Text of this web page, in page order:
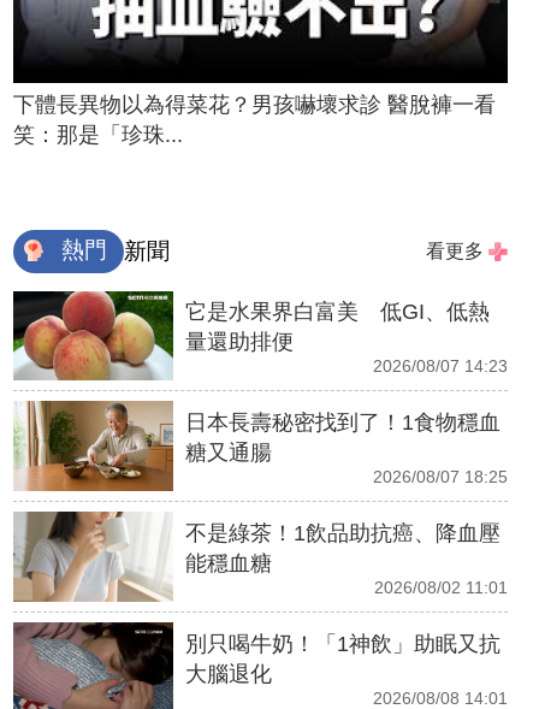
下體長異物以為得菜花？男孩嚇壞求診 醫脫褲一看
笑：那是「珍珠...
熱門 新聞 看更多
它是水果界白富美 低GI、低熱
量還助排便
2026/08/07 14:23
日本長壽秘密找到了！1食物穩血
糖又通腸
2026/08/07 18:25
不是綠茶！1飲品助抗癌、降血壓
能穩血糖
2026/08/02 11:01
別只喝牛奶！「1神飲」助眠又抗
大腦退化
2026/08/08 14:01